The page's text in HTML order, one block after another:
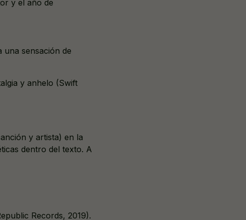
y el año de
sensación de
y anhelo (Swift
y artista) en la
dentro del texto. A
Records, 2019).